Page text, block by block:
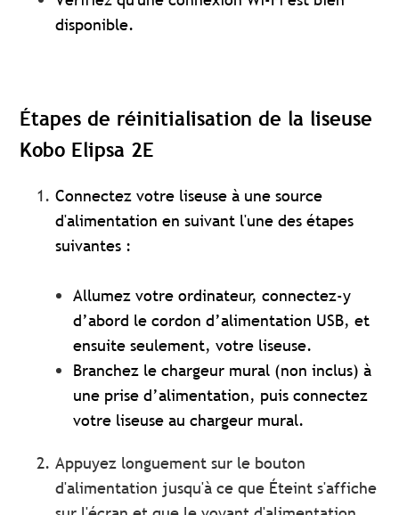
disponible.
Étapes de réinitialisation de la liseuse
Kobo Elipsa 2E
Connectez votre liseuse à une source
d'alimentation en suivant l'une des étapes
suivantes :
Allumez votre ordinateur, connectez-y
d’abord le cordon d’alimentation USB, et
ensuite seulement, votre liseuse.
Branchez le chargeur mural (non inclus) à
une prise d’alimentation, puis connectez
votre liseuse au chargeur mural.
Appuyez longuement sur le bouton
d'alimentation jusqu'à ce que Éteint s'affiche